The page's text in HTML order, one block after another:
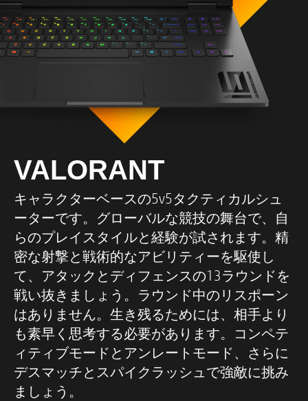
VALORANT
キャラクターベースの5v5タクティカルシュ
ーターです。グローバルな競技の舞台で、自
らのプレイスタイルと経験が試されます。精
密な射撃と戦術的なアビリティーを駆使し
て、アタックとディフェンスの13ラウンドを
戦い抜きましょう。ラウンド中のリスポーン
はありません。生き残るためには、相手より
も素早く思考する必要があります。コンペテ
ィティブモードとアンレートモード、さらに
デスマッチとスパイクラッシュで強敵に挑み
ましょう。